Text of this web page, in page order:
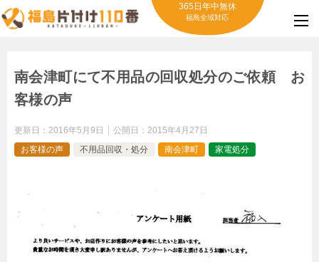
365日年中無休
福島全域対応
南会津町にて不用品の回収処分のご依頼 お
客様の声
更新日： 2016年5月9日 公開日： 2015年4月27日
お客様の声
不用品回収・処分 南会津町 家電処分